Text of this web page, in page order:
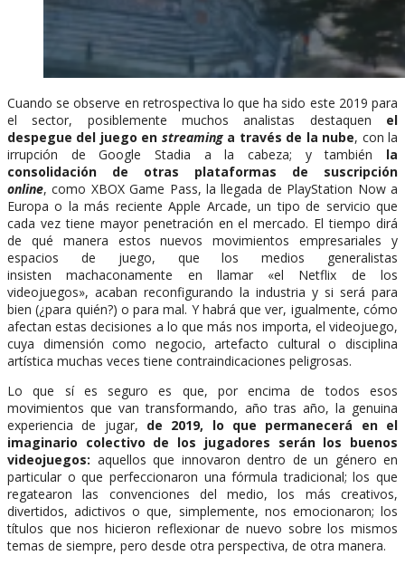
Cuando se observe en retrospectiva lo que ha sido este 2019 para
el sector, posiblemente muchos analistas destaquen el
despegue del juego en streaming a través de la nube, con la
irrupción de Google Stadia a la cabeza; y también la
consolidación de otras plataformas de suscripción
online, como XBOX Game Pass, la llegada de PlayStation Now a
Europa o la más reciente Apple Arcade, un tipo de servicio que
cada vez tiene mayor penetración en el mercado. El tiempo dirá
de qué manera estos nuevos movimientos empresariales y
espacios de juego, que los medios generalistas
insisten machaconamente en llamar «el Netflix de los
videojuegos», acaban reconfigurando la industria y si será para
bien (¿para quién?) o para mal. Y habrá que ver, igualmente, cómo
afectan estas decisiones a lo que más nos importa, el videojuego,
cuya dimensión como negocio, artefacto cultural o disciplina
artística muchas veces tiene contraindicaciones peligrosas.
Lo que sí es seguro es que, por encima de todos esos
movimientos que van transformando, año tras año, la genuina
experiencia de jugar, de 2019, lo que permanecerá en el
imaginario colectivo de los jugadores serán los buenos
videojuegos: aquellos que innovaron dentro de un género en
particular o que perfeccionaron una fórmula tradicional; los que
regatearon las convenciones del medio, los más creativos,
divertidos, adictivos o que, simplemente, nos emocionaron; los
títulos que nos hicieron reflexionar de nuevo sobre los mismos
temas de siempre, pero desde otra perspectiva, de otra manera.